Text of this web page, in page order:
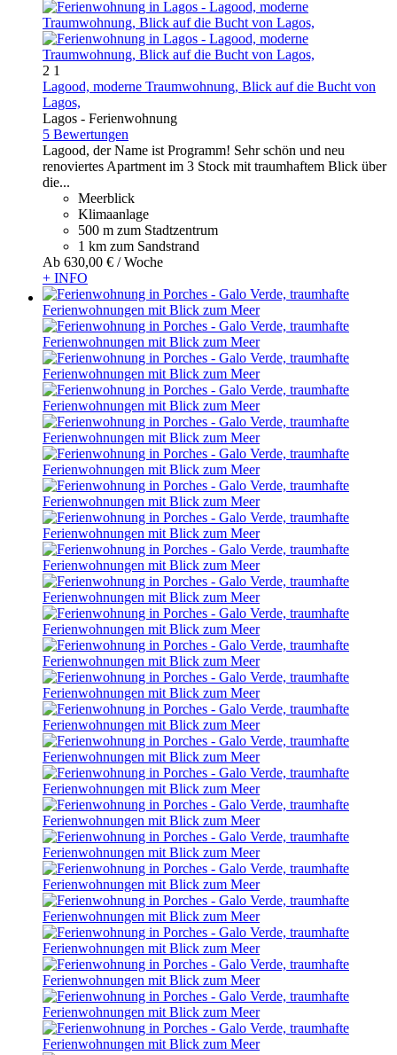
2 1
Lagood, moderne Traumwohnung, Blick auf die Bucht von
Lagos,
Lagos - Ferienwohnung
5 Bewertungen
Lagood, der Name ist Programm! Sehr schön und neu
renoviertes Apartment im 3 Stock mit traumhaftem Blick über
die...
Meerblick
Klimaanlage
500 m zum Stadtzentrum
1 km zum Sandstrand
Ab 630,00 € / Woche
+ INFO